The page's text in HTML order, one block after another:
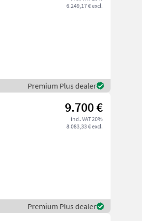
6.249,17 € excl.
Premium Plus dealer
9.700 €
incl. VAT 20%
8.083,33 € excl.
Premium Plus dealer